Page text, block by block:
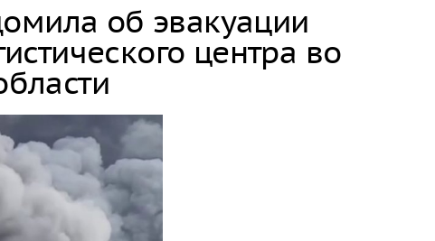
об эвакуации
центра во